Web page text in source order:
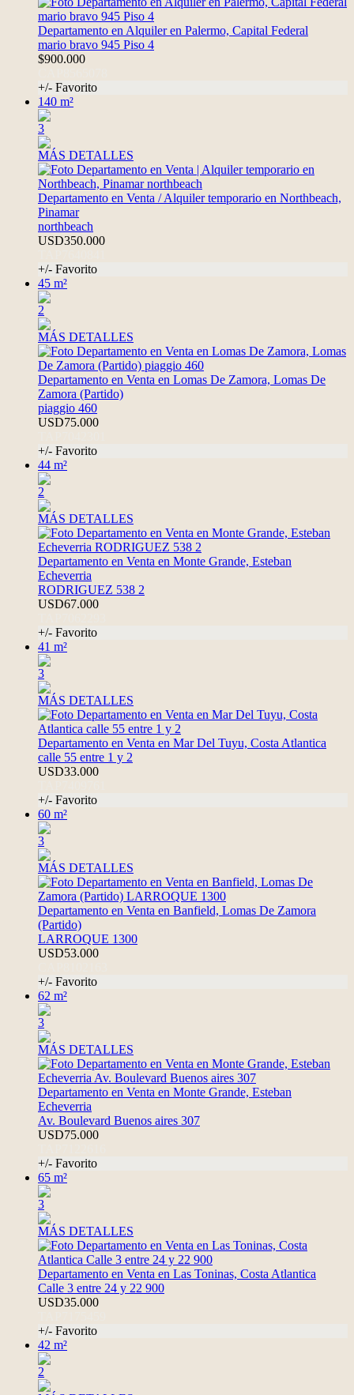
Departamento en Alquiler en Palermo, Capital Federal
mario bravo 945 Piso 4
$900.000
+/- Favorito
140 m²
3
MÁS DETALLES
Departamento en Venta / Alquiler temporario en Northbeach,
Pinamar
northbeach
USD350.000
+/- Favorito
45 m²
2
MÁS DETALLES
Departamento en Venta en Lomas De Zamora, Lomas De
Zamora (Partido)
piaggio 460
USD75.000
+/- Favorito
44 m²
2
MÁS DETALLES
Departamento en Venta en Monte Grande, Esteban
Echeverria
RODRIGUEZ 538 2
USD67.000
+/- Favorito
41 m²
3
MÁS DETALLES
Departamento en Venta en Mar Del Tuyu, Costa Atlantica
calle 55 entre 1 y 2
USD33.000
+/- Favorito
60 m²
3
MÁS DETALLES
Departamento en Venta en Banfield, Lomas De Zamora
(Partido)
LARROQUE 1300
USD53.000
+/- Favorito
62 m²
3
MÁS DETALLES
Departamento en Venta en Monte Grande, Esteban
Echeverria
Av. Boulevard Buenos aires 307
USD75.000
+/- Favorito
65 m²
3
MÁS DETALLES
Departamento en Venta en Las Toninas, Costa Atlantica
Calle 3 entre 24 y 22 900
USD35.000
+/- Favorito
42 m²
2